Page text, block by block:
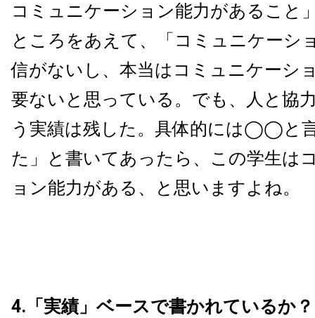
コミュニケーション能力があること
ところをあえて、「コミュニケーシ
信がないし、本当はコミュニケーシ
要ないと思っている。でも、人と
う実績は残した。具体的には◯◯と
た」と書いてあったら、この学生は
ョン能力がある、と思いますよね。
4.「実績」ベースで書かれているか？